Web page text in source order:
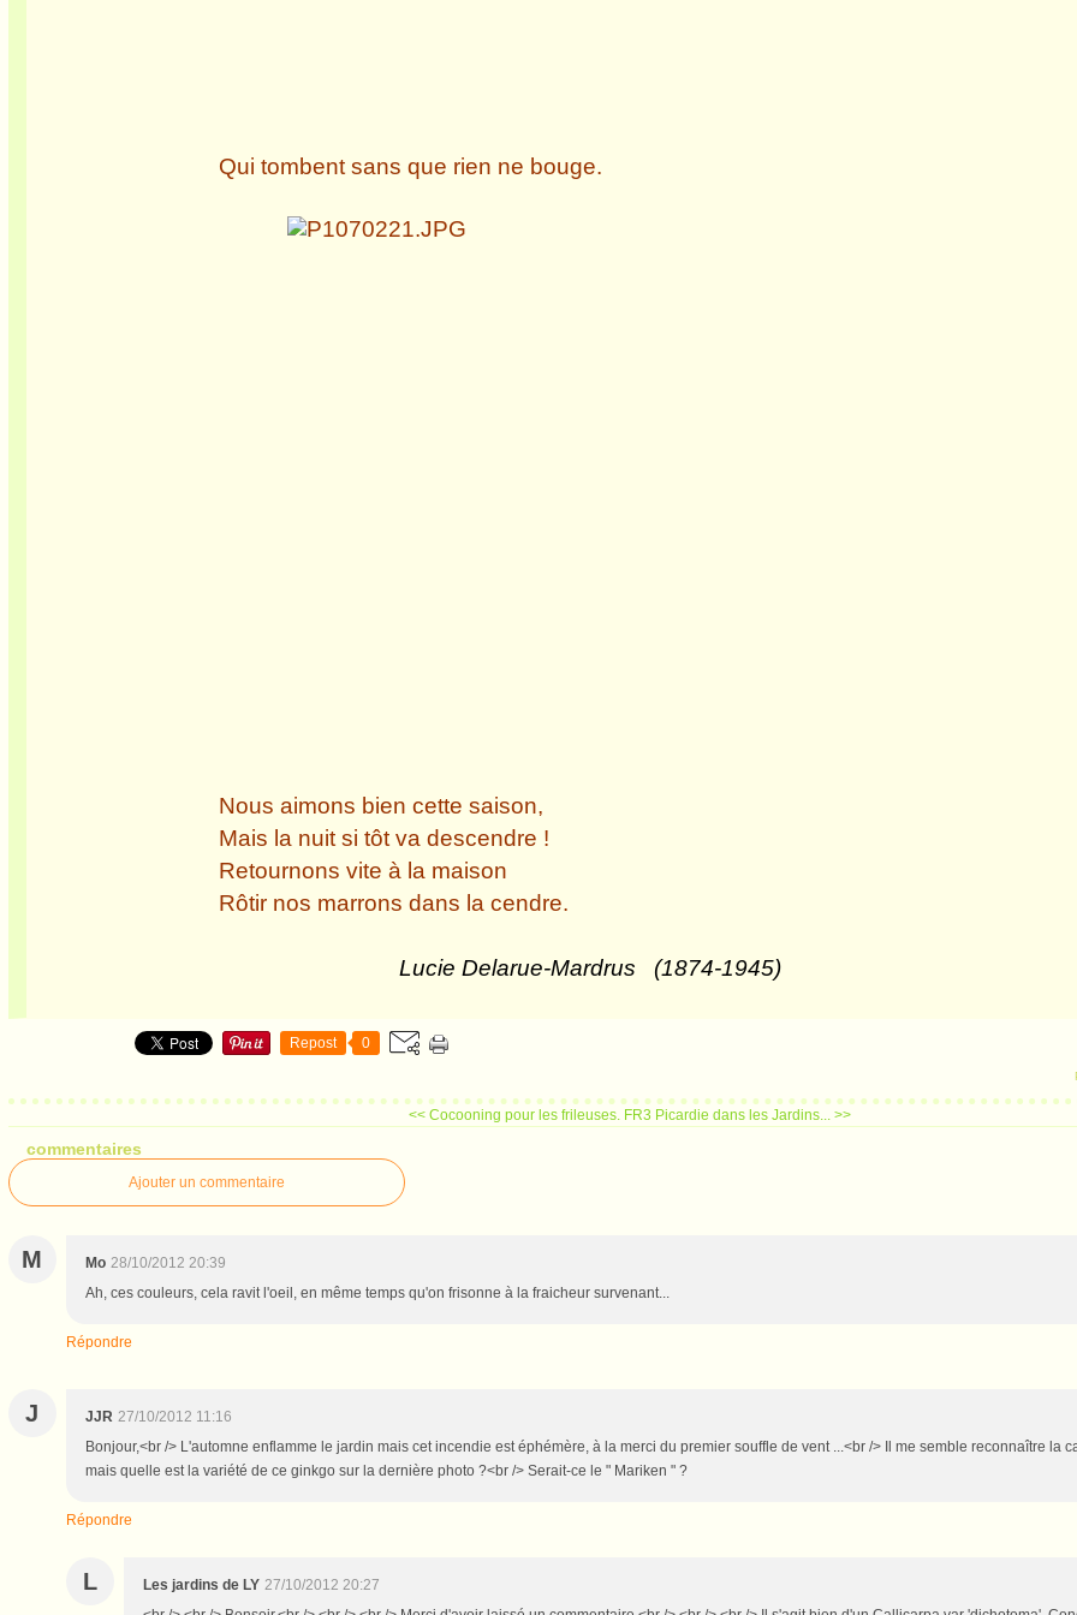
Qui tombent sans que rien ne bouge.
Nous aimons bien cette saison,
Mais la nuit si tôt va descendre !
Retournons vite à la maison
Rôtir nos marrons dans la cendre.
Lucie Delarue-Mardrus (1874-1945)
Repost 0
<< Cocooning pour les frileuses. FR3 Picardie dans les Jardins... >>
commentaires
Ajouter un commentaire
M Mo 28/10/2012 20:39
Ah, ces couleurs, cela ravit l'oeil, en même temps qu'on frisonne à la fraicheur survenant...
Répondre
J JJR 27/10/2012 11:16
Bonjour,<br /> L'automne enflamme le jardin mais cet incendie est éphémère, à la merci du premier souffle de vent ...<br /> Il me semble reconnaître la
mais quelle est la variété de ce ginkgo sur la dernière photo ?<br /> Serait-ce le " Mariken " ?
Répondre
L Les jardins de LY 27/10/2012 20:27